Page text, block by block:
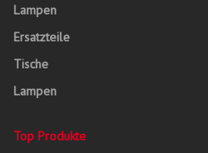
Lampen
Ersatzteile
Tische
Lampen
Top Produkte